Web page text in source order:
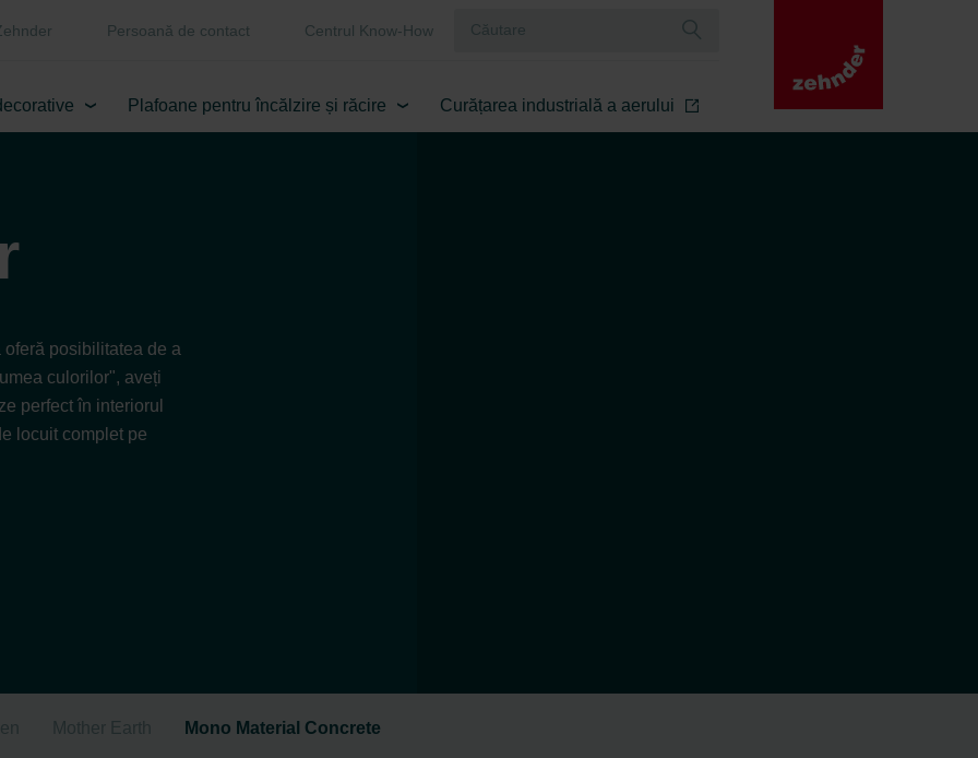
Persoană de contact Centrul Know-How
Plafoane pentru încălzire și răcire Curățarea industrială a aerului
posibilitatea de a
culorilor", aveți
perfect în interiorul
locuit complet pe
Mother Earth Mono Material Concrete